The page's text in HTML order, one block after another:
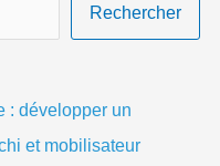
Rechercher
: développer un
et mobilisateur